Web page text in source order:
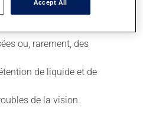
ou, rarement, des
de liquide et de
de la vision.
Accept All